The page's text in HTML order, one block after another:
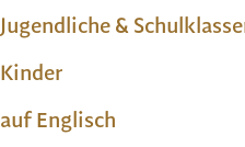
Jugendliche &
Kinder
auf Englisch